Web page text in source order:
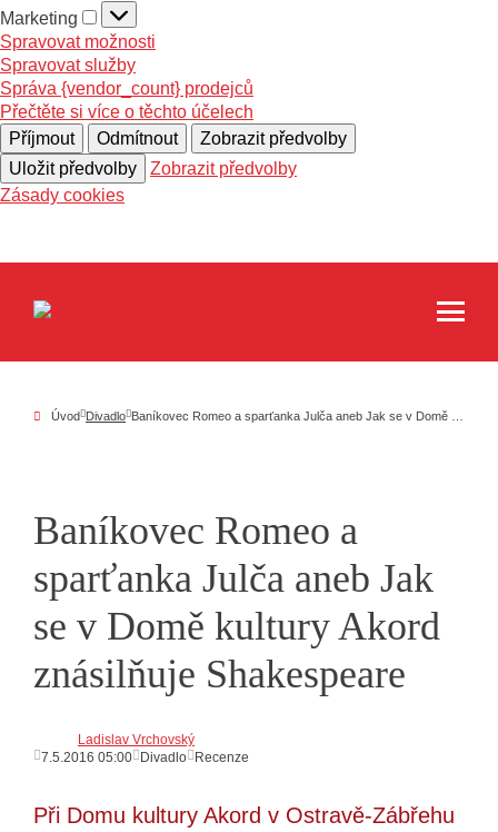
Marketing
Marketing
Spravovat možnosti
Spravovat služby
Správa {vendor_count} prodejců
Přečtěte si více o těchto účelech
Příjmout
Odmítnout
Zobrazit předvolby
Uložit předvolby
Zobrazit předvolby
Zásady cookies
Úvod Divadlo
Baníkovec Romeo a
sparťanka Julča aneb Jak
se v Domě kultury Akord
znásilňuje Shakespeare
Ladislav Vrchovský
7.5.2016 05:00 Divadlo Recenze
Při Domu kultury Akord v Ostravě-Zábřehu